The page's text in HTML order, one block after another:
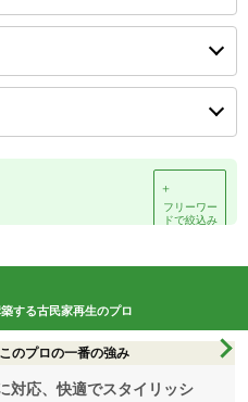
＋
フリーワー
ドで絞込み
する古民家再生のプロ
このプロの一番の強み
対応、快適でスタイリッシ